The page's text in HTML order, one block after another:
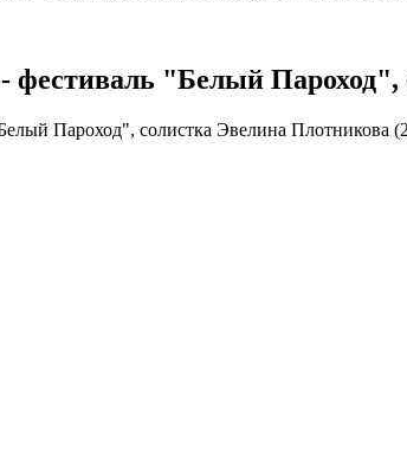
"Белый Пароход",
Пароход", солистка Эвелина Плотникова